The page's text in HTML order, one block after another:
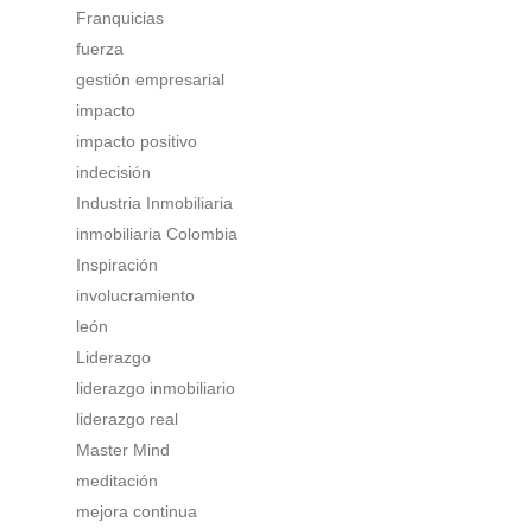
Franquicias
fuerza
gestión empresarial
impacto
impacto positivo
indecisión
Industria Inmobiliaria
inmobiliaria Colombia
Inspiración
involucramiento
león
Liderazgo
liderazgo inmobiliario
liderazgo real
Master Mind
meditación
mejora continua